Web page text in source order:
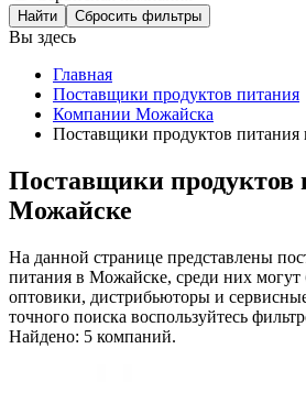
Сбросить фильтры
Вы здесь
Главная
Поставщики продуктов питания
Компании Можайска
Поставщики продуктов
Поставщики продуктов
Можайске
На данной странице представлены
питания в Можайске, среди них могут
оптовики, дистрибьюторы и
точного поиска воспользуйтесь
Найдено: 5 компаний.